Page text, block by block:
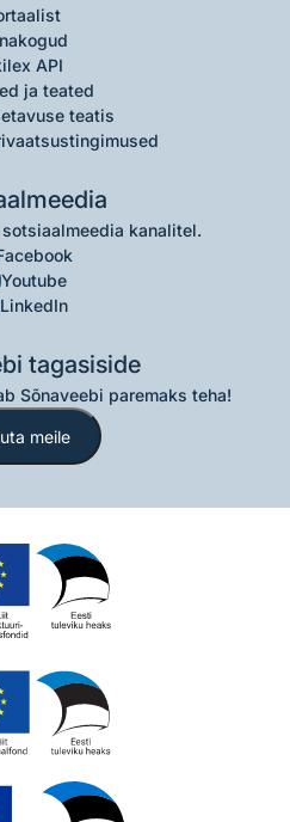
API
ja teated
teatis
kanalitel.
Youtube
LinkedIn
tagasiside
Sõnaveebi paremaks teha!
meile